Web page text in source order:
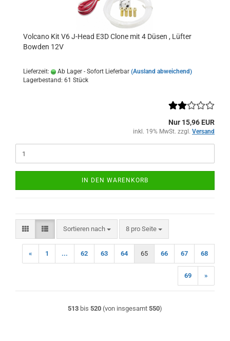
Volcano Kit V6 J-Head E3D Clone mit 4 Düsen , Lüfter
Bowden 12V
Lieferzeit: Ab Lager - Sofort Lieferbar (Ausland abweichend)
Lagerbestand: 61 Stück
Nur 15,96 EUR
inkl. 19% MwSt. zzgl. Versand
IN DEN WARENKORB
Sortieren nach
Sortieren nach 8 pro Seite
pro Seite
« 1 ... 62 63 64 65 66 67 68
69 »
513 bis 520 (von insgesamt 550)